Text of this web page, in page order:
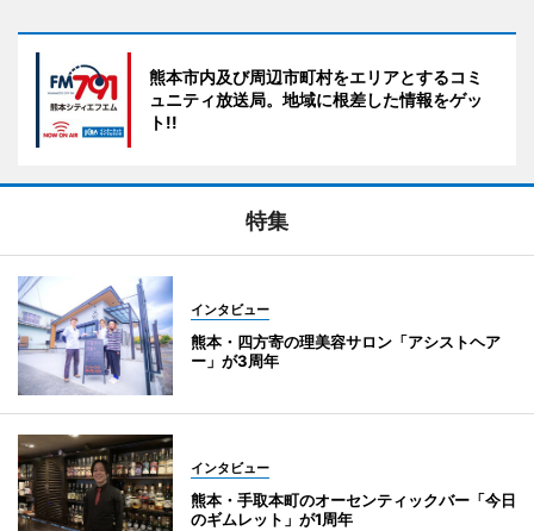
熊本市内及び周辺市町村をエリアとするコミ
ュニティ放送局。地域に根差した情報をゲッ
ト!!
特集
インタビュー
熊本・四方寄の理美容サロン「アシストヘア
ー」が3周年
インタビュー
熊本・手取本町のオーセンティックバー「今日
のギムレット」が1周年